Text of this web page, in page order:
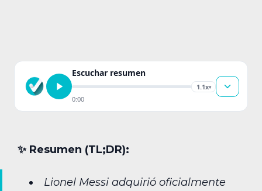
Escuchar resumen
1.1x▾
0:00
✨︎ Resumen (TL;DR):
Lionel Messi adquirió oficialmente